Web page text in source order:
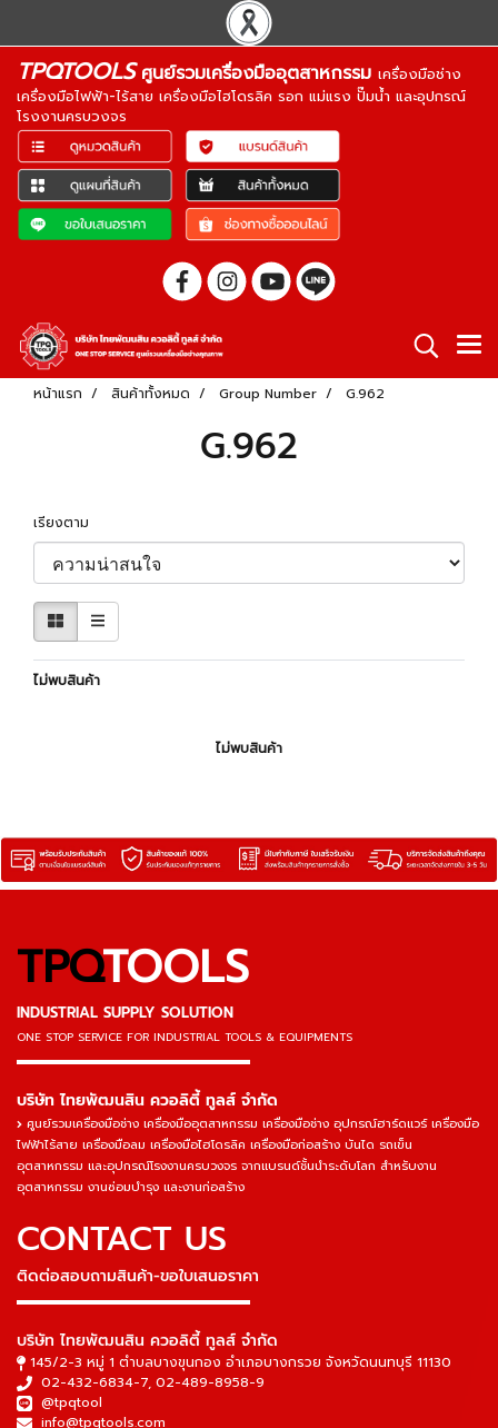
TPQTOOLSศูนย์รวมเครื่องมืออุตสาหกรรม เครื่องมือช่าง
เครื่องมือไฟฟ้า-ไร้สาย เครื่องมือไฮโดรลิค รอก แม่แรง ปั๊มน้ำ และอุปกรณ์
โรงงานครบวงจร
หน้าแรก สินค้าทั้งหมด Group Number G.962
G.962
เรียงตาม
ไม่พบสินค้า
ไม่พบสินค้า
TPQTOOLS
INDUSTRIAL SUPPLY SOLUTION
ONE STOP SERVICE FOR INDUSTRIAL TOOLS & EQUIPMENTS
▬▬▬▬▬▬▬▬▬▬▬▬▬▬▬
บริษัท ไทยพัฒนสิน ควอลิตี้ ทูลส์ จำกัด
ศูนย์รวมเครื่องมือช่าง เครื่องมืออุตสาหกรรม เครื่องมือช่าง อุปกรณ์ฮาร์ดแวร์ เครื่องมือ
ไฟฟ้าไร้สาย เครื่องมือลม เครื่องมือไฮโดรลิค เครื่องมือก่อสร้าง บันได รถเข็น
อุตสาหกรรม และอุปกรณ์โรงงานครบวงจร จากแบรนด์ชั้นนำระดับโลก สำหรับงาน
อุตสาหกรรม งานซ่อมบำรุง และงานก่อสร้าง
CONTACT US
ติดต่อสอบถามสินค้า-ขอใบเสนอราคา
▬▬▬▬▬▬▬▬▬▬▬▬▬▬▬
บริษัท ไทยพัฒนสิน ควอลิตี้ ทูลส์ จำกัด
145/2-3 หมู่ 1 ตำบลบางขุนกอง อำเภอบางกรวย จังหวัดนนทบุรี 11130
02-432-6834-7, 02-489-8958-9
@tpqtool
info@tpqtools.com